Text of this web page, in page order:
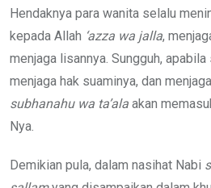
Hendaknya para wanita selalu
kepada Allah ‘azza wa jalla,
menjaga lisannya. Sungguh,
menjaga hak suaminya, dan
subhanahu wa ta’ala akan
Nya.
Demikian pula, dalam nasihat Nabi